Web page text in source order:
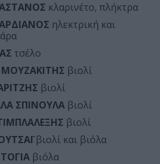
κλαρινέτο, πλήκτρα
ηλεκτρική και
τσέλο
βιολί
βιολί
ΣΠΙΝΟΥΛΑ βιολί
βιολί
βιολί και βιόλα
βιόλα